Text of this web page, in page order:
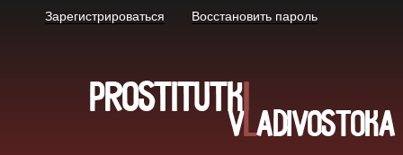
Зарегистрироваться Восстановить пароль